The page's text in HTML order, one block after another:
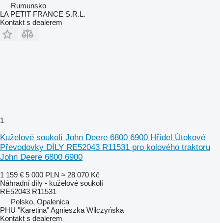
Rumunsko
LA PETIT FRANCE S.R.L.
Kontakt s dealerem
1
Kuželové soukolí John Deere 6800 6900 Hřídel Útokové
Převodovky DÍLY RE52043 R11531 pro kolového traktoru
John Deere 6800 6900
1 159 € 5 000 PLN ≈ 28 070 Kč
Náhradní díly - kuželové soukolí
RE52043 R11531
Polsko, Opalenica
PHU "Karetina" Agnieszka Wilczyńska
Kontakt s dealerem